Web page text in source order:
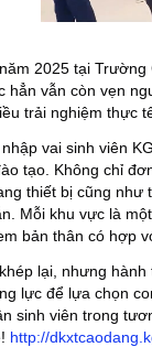
2025 tại
hẳn vẫn còn vẹn
trải nghiệm thực
vai sinh viên
tạo. Không chỉ
thiết bị cũng như
Mỗi khu vực là
bản thân có hợp
lại, nhưng
lực để lựa chọn
sinh viên trong
http://